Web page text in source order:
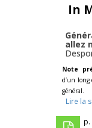
In
allez
Note
d’un long
général.
Lire la
p.